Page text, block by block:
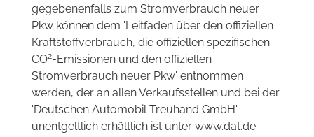
gegebenenfalls zum Stromverbrauch neuer
Pkw können dem 'Leitfaden über den offiziellen
Kraftstoffverbrauch, die offiziellen spezifischen
CO2-Emissionen und den offiziellen
Stromverbrauch neuer Pkw' entnommen
werden, der an allen Verkaufsstellen und bei der
'Deutschen Automobil Treuhand GmbH'
unentgeltlich erhältlich ist unter www.dat.de.